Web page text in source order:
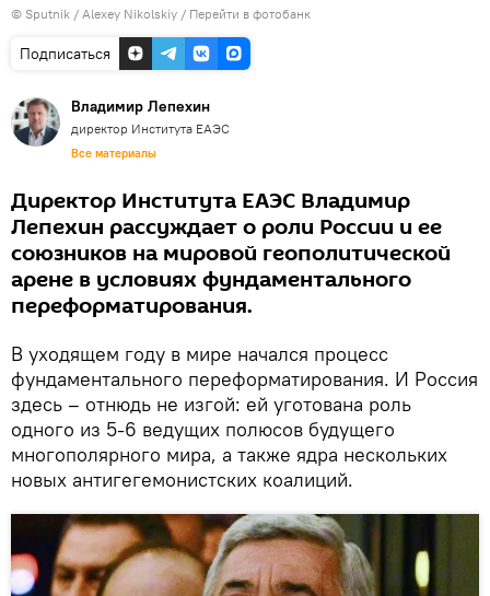
© Sputnik / Alexey Nikolskiy / Перейти в фотобанк
Подписаться
Владимир Лепехин
директор Института ЕАЭС
Все материалы
Директор Института ЕАЭС Владимир
Лепехин рассуждает о роли России и ее
союзников на мировой геополитической
арене в условиях фундаментального
переформатирования.
В уходящем году в мире начался процесс
фундаментального переформатирования. И Россия
здесь – отнюдь не изгой: ей уготована роль
одного из 5-6 ведущих полюсов будущего
многополярного мира, а также ядра нескольких
новых антигегемонистских коалиций.